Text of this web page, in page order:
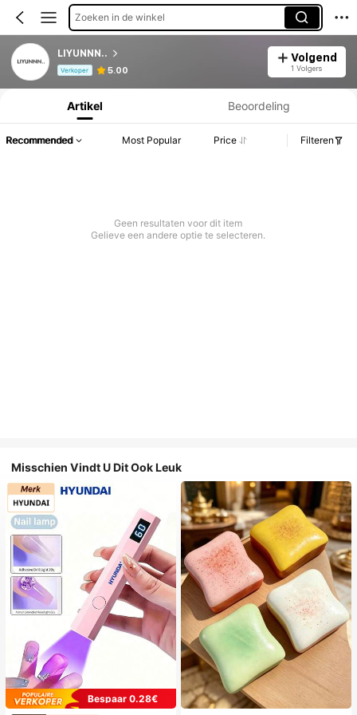
Zoeken in de winkel
LIYUNNN..
Verkoper 5.00
Volgend
1 Volgers
Productinformatie: Prijsopenbaring, Verkoop- en Voorraadgegevens.
Artikel Beoordeling
Recommended Most Popular Price Filteren
Geen resultaten voor dit item
Gelieve een andere optie te selecteren.
Misschien Vindt U Dit Ook Leuk
Bespaar 0.28€